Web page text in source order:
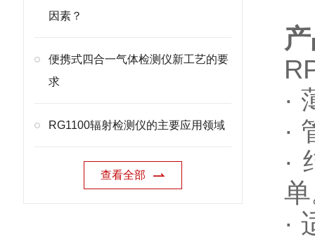
因素？
便携式四合一气体检测仪新工艺的要
求
RG1100辐射检测仪的主要应用领域
查看全部
·
·
·
·